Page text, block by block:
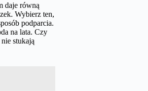
daje równą
Wybierz ten,
podparcia.
na lata. Czy
stukają